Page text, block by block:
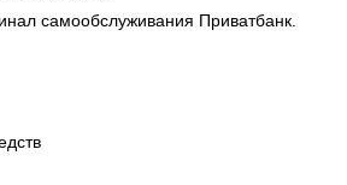
самообслуживания Приватбанк.